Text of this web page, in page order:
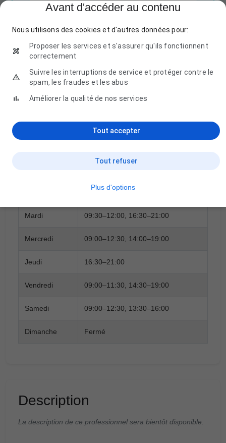
OBTENIR MON DEVIS GRATUIT
🔒 Vos informations sont protégées.
Horaires d'ouverture
09:00–11:30, 16:30–21:00
Mardi 09:30–12:00, 16:30–21:00
Mercredi 09:00–12:30, 14:00–19:00
Jeudi 16:30–21:00
Vendredi 09:00–11:30, 14:30–19:00
Samedi 09:00–12:30, 13:30–16:00
Dimanche Fermé
Description
La description de ce professionnel sera bientôt disponible.
Avant d'accéder au contenu
Nous utilisons des cookies et d'autres données pour:
Proposer les services et s'assurer qu'ils fonctionnent
correctement
Suivre les interruptions de service et protéger contre le
spam, les fraudes et les abus
Améliorer la qualité de nos services
Tout refuser
Tout accepter
Plus d'options